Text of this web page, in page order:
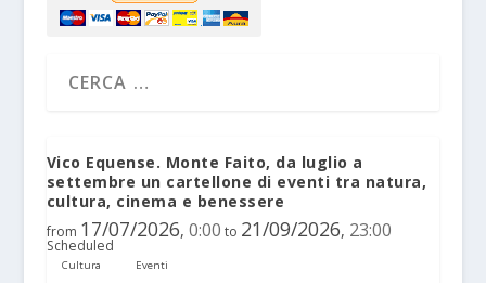
Vico Equense. Monte Faito, da luglio a
settembre un cartellone di eventi tra natura,
cultura, cinema e benessere
from 17/07/2026, 0:00 to 21/09/2026, 23:00
Scheduled
Cultura Eventi